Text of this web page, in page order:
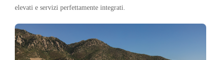
elevati e servizi perfettamente integrati.